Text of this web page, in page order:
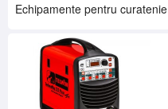
Echipamente pentru curatenie